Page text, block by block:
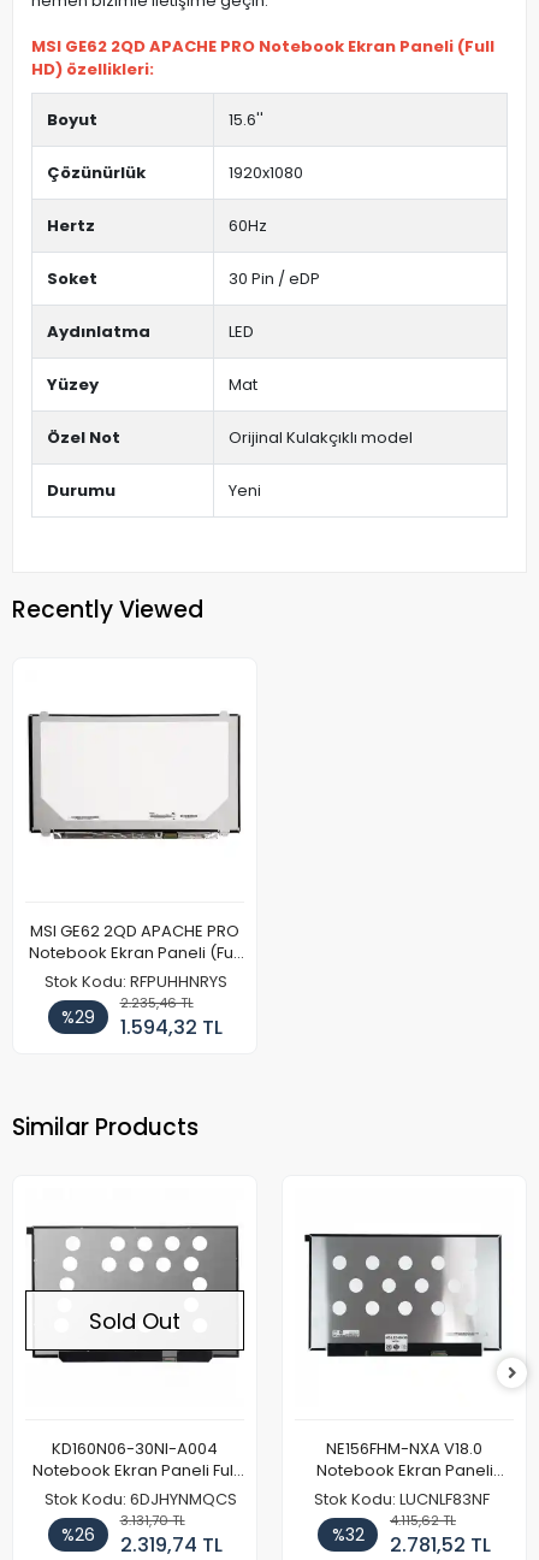
MSI GE62 2QD APACHE PRO Notebook Ekran Paneli (Full
HD) özellikleri:
Boyut 15.6''
Çözünürlük 1920x1080
Hertz 60Hz
Soket 30 Pin / eDP
Aydınlatma LED
Yüzey Mat
Özel Not Orijinal Kulakçıklı model
Durumu Yeni
Recently Viewed
MSI GE62 2QD APACHE PRO
Notebook Ekran Paneli (Full
HD)
Stok Kodu: RFPUHHNRYS
%29
2.235,46 TL
1.594,32 TL
Similar Products
Sold Out
KD160N06-30NI-A004
Notebook Ekran Paneli Full
HD
Stok Kodu: 6DJHYNMQCS
%26
3.131,70 TL
2.319,74 TL
NE156FHM-NXA V18.0
Notebook Ekran Paneli
144Hz
Stok Kodu: LUCNLF83NF
%32
4.115,62 TL
2.781,52 TL